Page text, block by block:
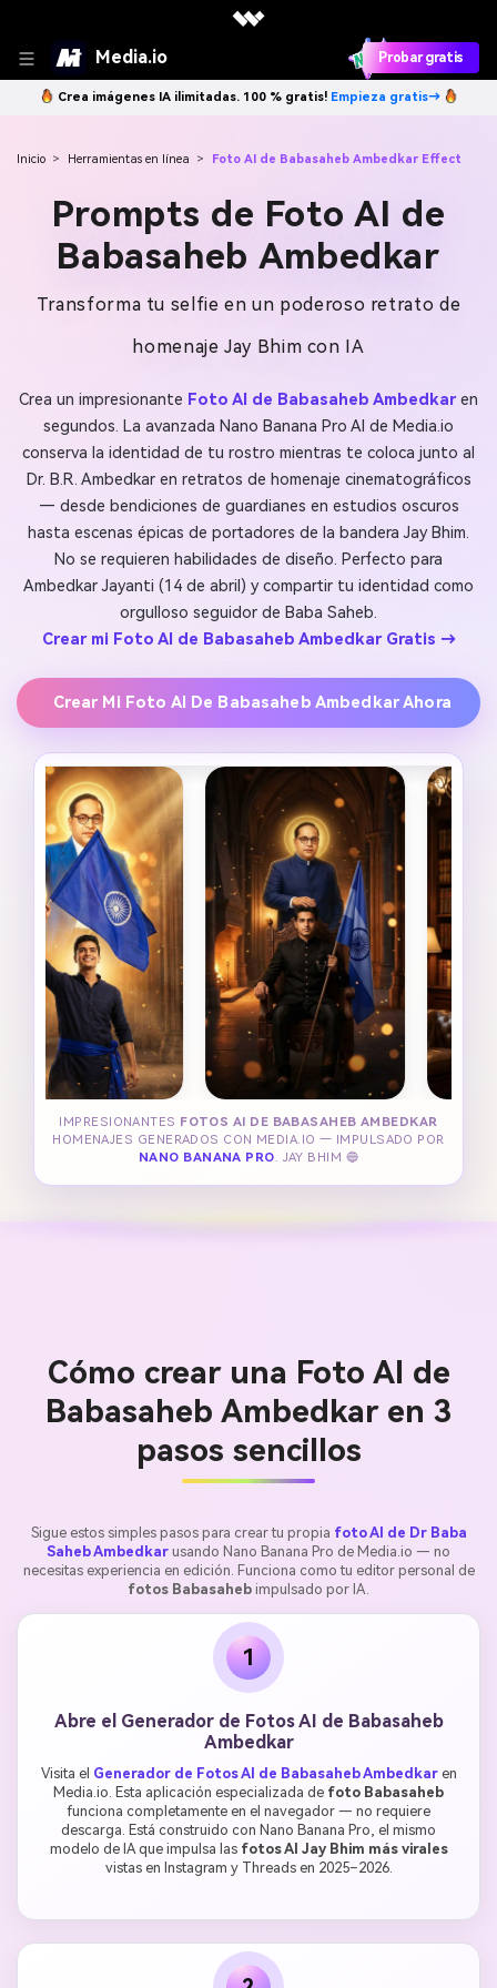
Media.io Probar gratis
Crea imágenes IA ilimitadas. 100 % gratis! Empieza gratis→
Inicio > Herramientas en línea > Foto AI de Babasaheb Ambedkar Effect
Prompts de Foto AI de
Babasaheb Ambedkar
Transforma tu selfie en un poderoso retrato de
homenaje Jay Bhim con IA
Crea un impresionante Foto AI de Babasaheb Ambedkaren
segundos. La avanzada Nano Banana Pro AI de Media.io
conserva la identidad de tu rostro mientras te coloca junto al
Dr. B.R. Ambedkar en retratos de homenaje cinematográficos
— desde bendiciones de guardianes en estudios oscuros
hasta escenas épicas de portadores de la bandera Jay Bhim.
No se requieren habilidades de diseño. Perfecto para
Ambedkar Jayanti (14 de abril) y compartir tu identidad como
orgulloso seguidor de Baba Saheb.
Crear mi Foto AI de Babasaheb Ambedkar Gratis →
Crear Mi Foto AI De Babasaheb Ambedkar Ahora
IMPRESIONANTES FOTOS AI DE BABASAHEB AMBEDKAR
HOMENAJES GENERADOS CON MEDIA.IO — IMPULSADO POR
NANO BANANA PRO. JAY BHIM 🔵
Cómo crear una Foto AI de
Babasaheb Ambedkar en 3
pasos sencillos
Sigue estos simples pasos para crear tu propia foto AI de Dr Baba
Saheb Ambedkar usando Nano Banana Pro de Media.io — no
necesitas experiencia en edición. Funciona como tu editor personal de
fotos Babasaheb impulsado por IA.
1
Abre el Generador de Fotos AI de Babasaheb
Ambedkar
Visita el Generador de Fotos AI de Babasaheb Ambedkaren
Media.io. Esta aplicación especializada de foto Babasaheb
funciona completamente en el navegador — no requiere
descarga. Está construido con Nano Banana Pro, el mismo
modelo de IA que impulsa las fotos AI Jay Bhim más virales
vistas en Instagram y Threads en 2025–2026.